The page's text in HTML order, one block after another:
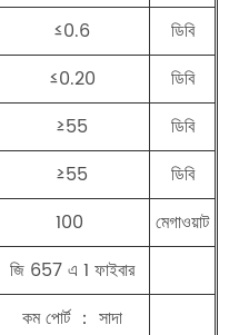
≤0.6
ডিবি
≤0.20
ডিবি
≥55
ডিবি
≥55
ডিবি
100
মেগাওয়াট
জি 657 এ 1 ফাইবার
কম পোর্ট ： সাদা